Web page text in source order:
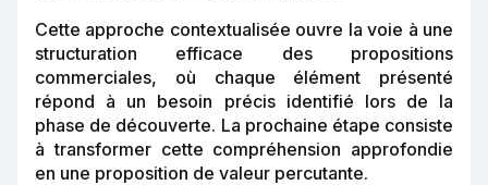
Cette approche contextualisée ouvre la voie à une
structuration efficace des propositions
commerciales, où chaque élément présenté
répond à un besoin précis identifié lors de la
phase de découverte. La prochaine étape consiste
à transformer cette compréhension approfondie
en une proposition de valeur percutante.